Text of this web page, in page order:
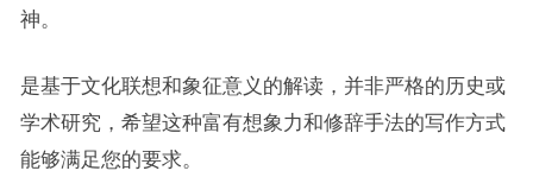
神。
是基于文化联想和象征意义的解读，并非严格的历史或
学术研究，希望这种富有想象力和修辞手法的写作方式
能够满足您的要求。